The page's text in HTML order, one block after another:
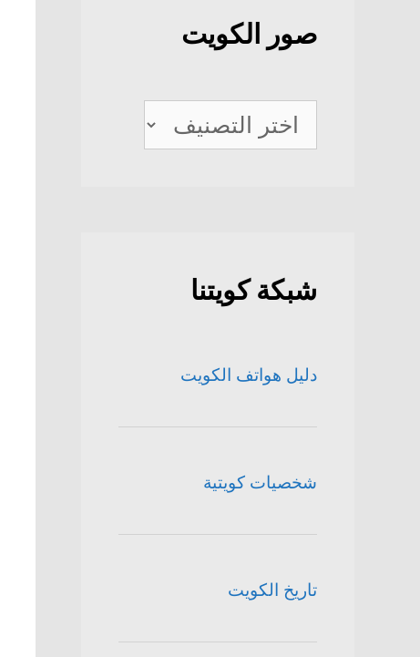
صور الكويت
صور
الكويت
شبكة كويتنا
دليل هواتف الكويت
شخصيات كويتية
تاريخ الكويت